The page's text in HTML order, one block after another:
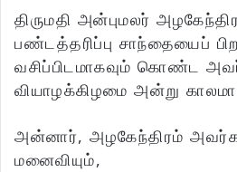
திருமதி அன்புமலர்
பண்டத்தரிப்பு சாந்தையைப்
வசிப்பிடமாகவும் கொண்ட
வியாழக்கிழமை அன்று
அன்னார், அழகேந்திரம்
மனைவியும்,